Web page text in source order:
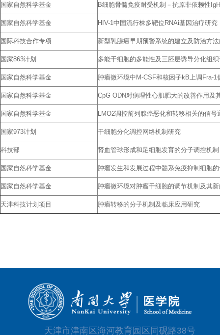
国家自然科学基金 B细胞骨髓免疫耐受机制－抗原非依赖性
国家自然科学基金 HIV-1中国流行株多靶位RNAi基因治疗研究
国际科技合作专项 新型乳腺癌早期预警系统的建立及防治方
国家863计划 多能干细胞的多能性及三胚层诱导分化组
国家自然科学基金 肿瘤微环境中M-CSF和核因子kB上调Fra-
国家自然科学基金 CpG ODN对病理性心肌肥大的改善作用及
国家自然科学基金 LMO2调控前列腺癌恶化和转移相关的信号
国家973计划 干细胞分化调控网络机制研究
科技部 肾血管球形成和足细胞发育的分子调控机制
国家自然科学基金 肿瘤发生和发展过程中髓系免疫抑制细胞
国家自然科学基金 肿瘤微环境对肿瘤干细胞的调节机制及其
天津科技计划项目 肿瘤转移的分子机制及临床应用研究
天津市津南区海河教育园区同砚路38号